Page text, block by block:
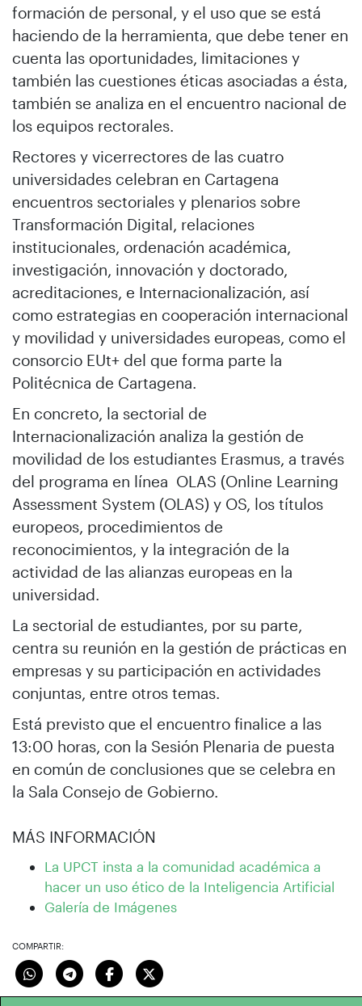
formación de personal, y el uso que se está
haciendo de la herramienta, que debe tener en
cuenta las oportunidades, limitaciones y
también las cuestiones éticas asociadas a ésta,
también se analiza en el encuentro nacional de
los equipos rectorales.
Rectores y vicerrectores de las cuatro
universidades celebran en Cartagena
encuentros sectoriales y plenarios sobre
Transformación Digital, relaciones
institucionales, ordenación académica,
investigación, innovación y doctorado,
acreditaciones, e Internacionalización, así
como estrategias en cooperación internacional
y movilidad y universidades europeas, como el
consorcio EUt+ del que forma parte la
Politécnica de Cartagena.
En concreto, la sectorial de
Internacionalización analiza la gestión de
movilidad de los estudiantes Erasmus, a través
del programa en línea OLAS (Online Learning
Assessment System (OLAS) y OS, los títulos
europeos, procedimientos de
reconocimientos, y la integración de la
actividad de las alianzas europeas en la
universidad.
La sectorial de estudiantes, por su parte,
centra su reunión en la gestión de prácticas en
empresas y su participación en actividades
conjuntas, entre otros temas.
Está previsto que el encuentro finalice a las
13:00 horas, con la Sesión Plenaria de puesta
en común de conclusiones que se celebra en
la Sala Consejo de Gobierno.
MÁS INFORMACIÓN
La UPCT insta a la comunidad académica a
hacer un uso ético de la Inteligencia Artificial
Galería de Imágenes
COMPARTIR: